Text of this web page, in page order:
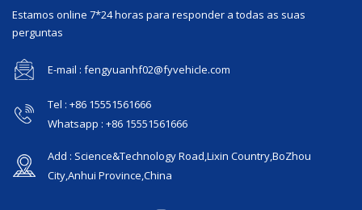
Estamos online 7*24 horas para responder a todas as suas
perguntas
E-mail : fengyuanhf02@fyvehicle.com
Tel : +86 15551561666
Whatsapp : +86 15551561666
Add : Science&Technology Road,Lixin Country,BoZhou
City,Anhui Province,China